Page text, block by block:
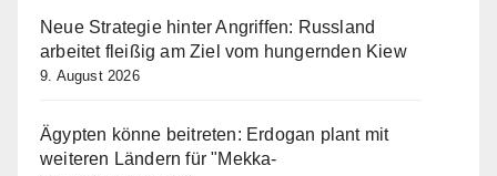
Neue Strategie hinter Angriffen: Russland
arbeitet fleißig am Ziel vom hungernden Kiew
9. August 2026
Ägypten könne beitreten: Erdogan plant mit
weiteren Ländern für "Mekka-